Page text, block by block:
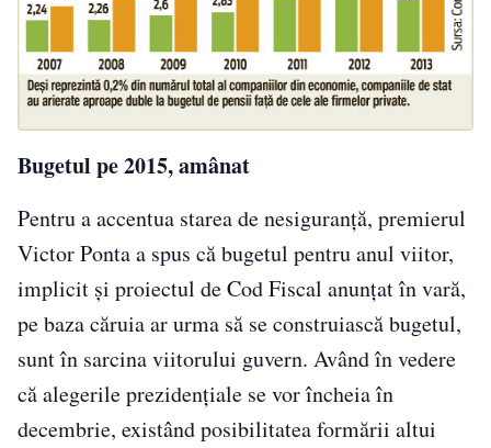
Bugetul pe 2015, amânat
Pentru a accentua starea de nesiguranţă, premierul
Victor Ponta a spus că bugetul pentru anul viitor,
implicit şi proiectul de Cod Fiscal anunţat în vară,
pe baza căruia ar urma să se construiască bugetul,
sunt în sarcina viitorului guvern. Având în vedere
că alegerile prezidenţiale se vor încheia în
decembrie, existând posibilitatea formării altui